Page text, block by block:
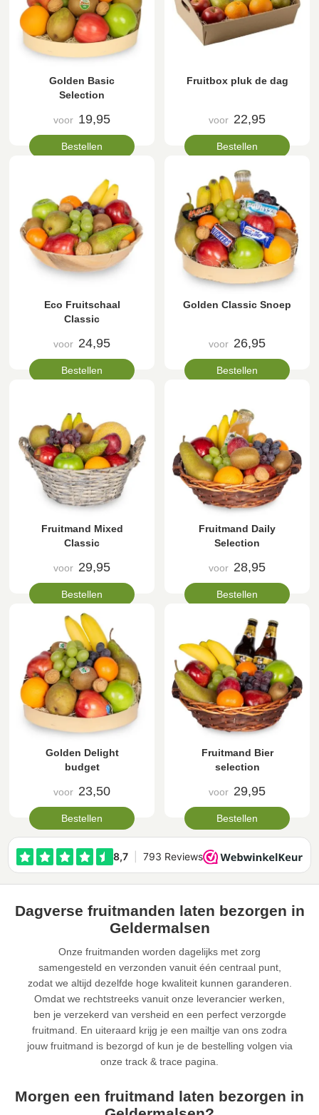
Golden Basic
Selection
voor 19,95
Bestellen
Fruitbox pluk de dag
voor 22,95
Bestellen
Eco Fruitschaal
Classic
voor 24,95
Bestellen
Golden Classic Snoep
voor 26,95
Bestellen
Fruitmand Mixed
Classic
voor 29,95
Bestellen
Fruitmand Daily
Selection
voor 28,95
Bestellen
Golden Delight
budget
voor 23,50
Bestellen
Fruitmand Bier
selection
voor 29,95
Bestellen
Dagverse fruitmanden laten bezorgen in
Geldermalsen
Onze fruitmanden worden dagelijks met zorg
samengesteld en verzonden vanuit één centraal punt,
zodat we altijd dezelfde hoge kwaliteit kunnen garanderen.
Omdat we rechtstreeks vanuit onze leverancier werken,
ben je verzekerd van versheid en een perfect verzorgde
fruitmand. En uiteraard krijg je een mailtje van ons zodra
jouw fruitmand is bezorgd of kun je de bestelling volgen via
onze track & trace pagina.
Morgen een fruitmand laten bezorgen in